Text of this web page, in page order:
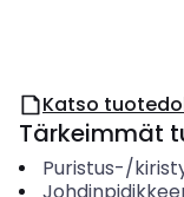
Katso
Tärkeimmät
Puristus-/